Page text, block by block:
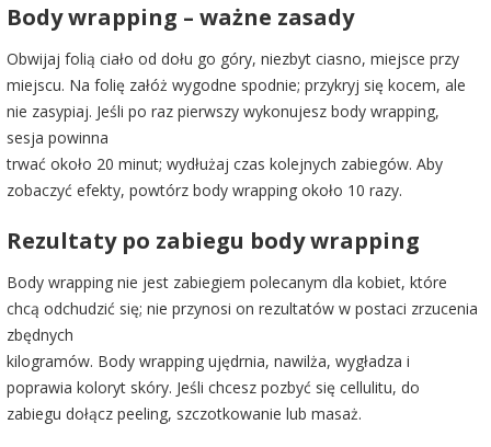
Body wrapping – ważne zasady
Obwijaj folią ciało od dołu go góry, niezbyt ciasno, miejsce przy
miejscu. Na folię załóż wygodne spodnie; przykryj się kocem, ale
nie zasypiaj. Jeśli po raz pierwszy wykonujesz body wrapping,
sesja powinna
trwać około 20 minut; wydłużaj czas kolejnych zabiegów. Aby
zobaczyć efekty, powtórz body wrapping około 10 razy.
Rezultaty po zabiegu body wrapping
Body wrapping nie jest zabiegiem polecanym dla kobiet, które
chcą odchudzić się; nie przynosi on rezultatów w postaci zrzucenia
zbędnych
kilogramów. Body wrapping ujędrnia, nawilża, wygładza i
poprawia koloryt skóry. Jeśli chcesz pozbyć się cellulitu, do
zabiegu dołącz peeling, szczotkowanie lub masaż.